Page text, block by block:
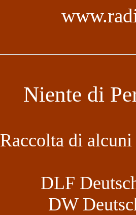
Niente di
Raccolta di
DLF
DW